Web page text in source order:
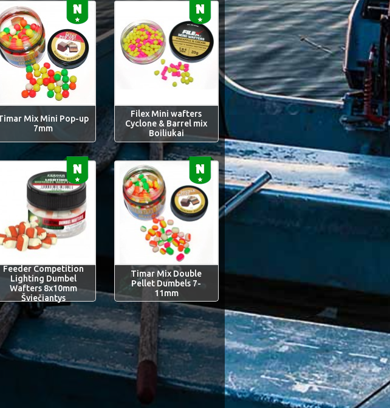
Mix Mini Pop-up
7mm
Filex Mini wafters
Cyclone & Barrel mix
Boiliukai
Feeder Competition
Lighting Dumbel
Wafters 8x10mm
Šviečiantys
Timar Mix Double
Pellet Dumbels 7-
11mm